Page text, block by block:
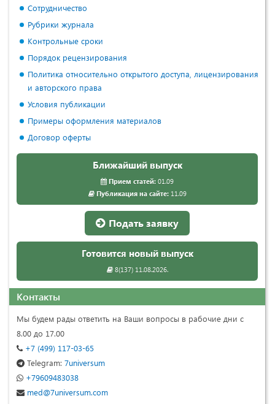
Сотрудничество
Рубрики журнала
Контрольные сроки
Порядок рецензирования
Политика относительно открытого доступа, лицензирования
и авторского права
Условия публикации
Примеры оформления материалов
Договор оферты
Ближайший выпуск
Прием статей: 01.09
Публикация на сайте:11.09
Подать заявку
Готовится новый выпуск
8(137) 11.08.2026.
Контакты
Мы будем рады ответить на Ваши вопросы в рабочие дни с
8.00 до 17.00
+7 (499) 117-03-65
Telegram: 7universum
+79609483038
med@7universum.com